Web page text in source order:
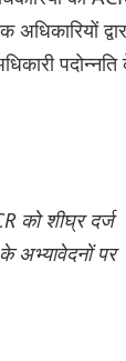
को शीघ्र दर्ज
अभ्यावेदनों पर